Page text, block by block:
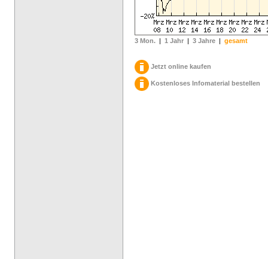
3 Mon. | 1 Jahr | 3 Jahre | gesamt
Jetzt online kaufen
Kostenloses Infomaterial bestellen